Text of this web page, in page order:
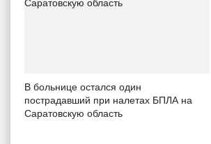
В больнице остался один
пострадавший при налетах БПЛА на
Саратовскую область